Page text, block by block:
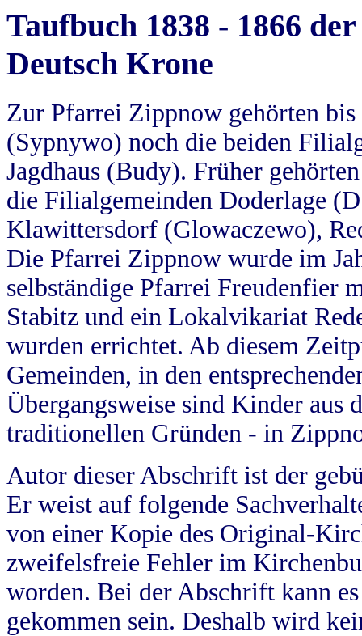
Taufbuch 1838 - 1866
Deutsch Krone
Zur Pfarrei Zippnow gehörten
(Sypnywo) noch die beiden
Jagdhaus (Budy). Früher
die Filialgemeinden Doderlage
Klawittersdorf (Glowaczewo),
Die Pfarrei Zippnow wurde im
selbständige Pfarrei Freudenfier
Stabitz und ein Lokalvikariat
wurden errichtet. Ab diesem
Gemeinden, in den
Übergangsweise sind Kinder aus
traditionellen Gründen - in
Autor dieser Abschrift ist der
Er weist auf folgende
von einer Kopie des Original-
zweifelsfreie Fehler im
worden. Bei der Abschrift kann
gekommen sein. Deshalb wird